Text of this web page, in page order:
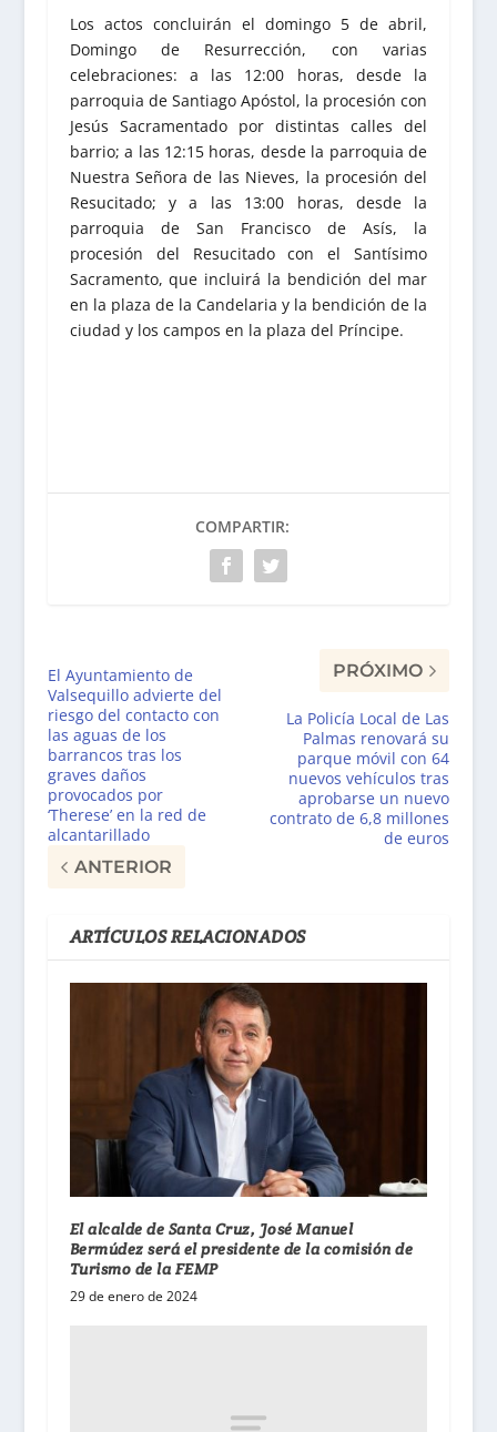
Los actos concluirán el domingo 5 de abril,
Domingo de Resurrección, con varias
celebraciones: a las 12:00 horas, desde la
parroquia de Santiago Apóstol, la procesión con
Jesús Sacramentado por distintas calles del
barrio; a las 12:15 horas, desde la parroquia de
Nuestra Señora de las Nieves, la procesión del
Resucitado; y a las 13:00 horas, desde la
parroquia de San Francisco de Asís, la
procesión del Resucitado con el Santísimo
Sacramento, que incluirá la bendición del mar
en la plaza de la Candelaria y la bendición de la
ciudad y los campos en la plaza del Príncipe.
COMPARTIR:
El Ayuntamiento de
Valsequillo advierte del
riesgo del contacto con
las aguas de los
barrancos tras los
graves daños
provocados por
‘Therese’ en la red de
alcantarillado
ANTERIOR
PRÓXIMO
La Policía Local de Las
Palmas renovará su
parque móvil con 64
nuevos vehículos tras
aprobarse un nuevo
contrato de 6,8 millones
de euros
ARTÍCULOS RELACIONADOS
El alcalde de Santa Cruz, José Manuel
Bermúdez será el presidente de la comisión de
Turismo de la FEMP
29 de enero de 2024